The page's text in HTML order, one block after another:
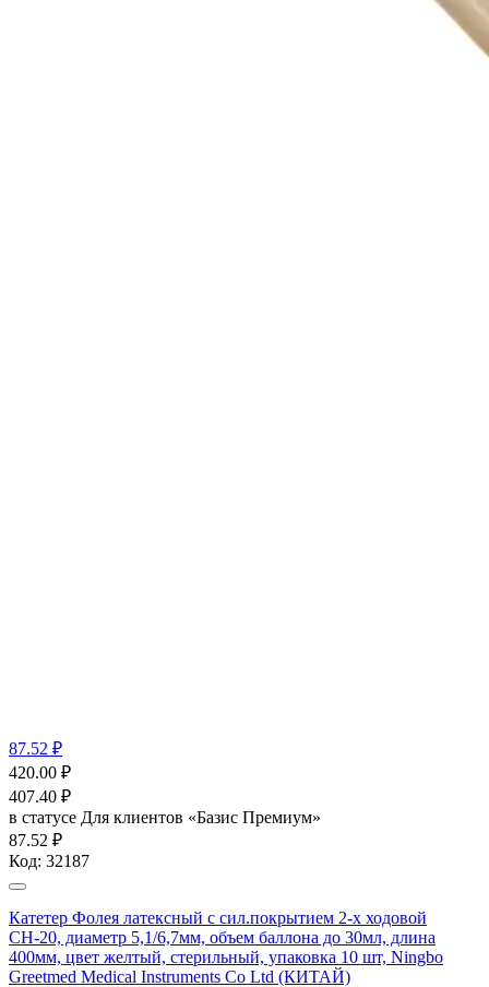
87.52 ₽
420.00 ₽
407.40 ₽
в статусе Для клиентов «Базис Премиум»
87.52 ₽
Код: 32187
Катетер Фолея латексный с сил.покрытием 2-х ходовой
СН-20, диаметр 5,1/6,7мм, объем баллона до 30мл, длина
400мм, цвет желтый, стерильный, упаковка 10 шт, Ningbo
Greetmed Medical Instruments Co Ltd (КИТАЙ)